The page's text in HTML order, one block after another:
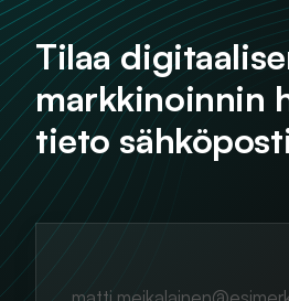
Tilaa
markkinoinnin
tieto